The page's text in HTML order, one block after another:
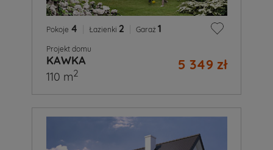
Pokoje 4 Łazienki 2 Garaż 1
Projekt domu
KAWKA 5 349 zł
110 m2